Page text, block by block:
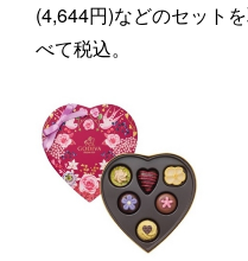
(4,644円)などのセット
べて税込。